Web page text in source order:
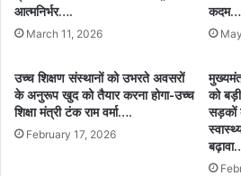
आत्मनिर्भर….
March 11, 2026
उच्च शिक्षण संस्थानों को उभरते अवसरों
के अनुरूप खुद को तैयार करना होगा-उच्च
शिक्षा मंत्री टंक राम वर्मा….
February 17, 2026
को
सड़कों